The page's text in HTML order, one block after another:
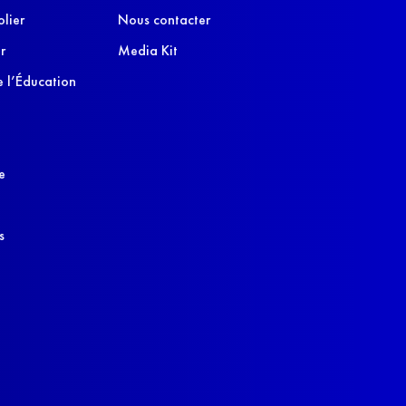
l’Éducation
Nous contacter
Media Kit